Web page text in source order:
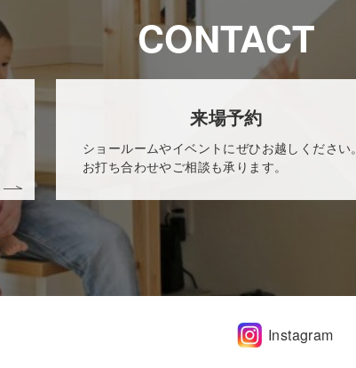
CONTACT
来場予約
ショールームやイベントにぜひお越しください。
お打ち合わせやご相談も承ります。
Instagram